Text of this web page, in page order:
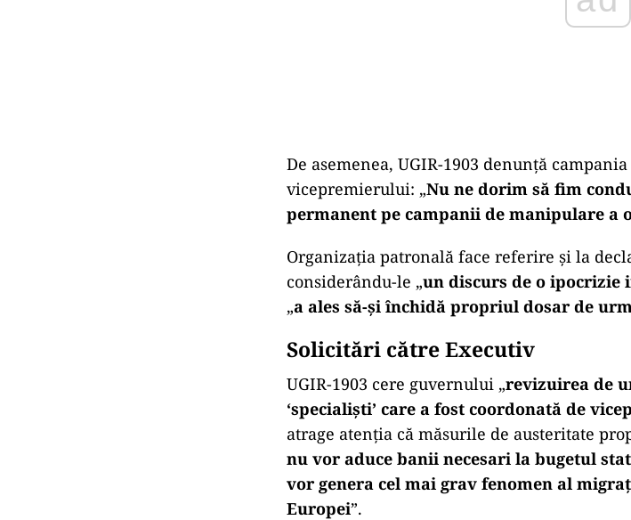
De asemenea, UGIR-1903 denunță
vicepremierului: „Nu ne dorim să fim
permanent pe campanii de manipulare
Organizația patronală face referire și la
considerându-le „un discurs de o ipocrizie
„a ales să-și închidă propriul dosar de
Solicitări către Executiv
UGIR-1903 cere guvernului „revizuirea de
‘specialiști’ care a fost coordonată de
atrage atenția că măsurile de austeritate
nu vor aduce banii necesari la bugetul
vor genera cel mai grav fenomen al
Europei”.